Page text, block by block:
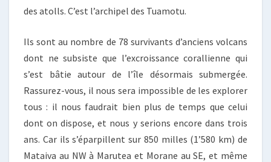
des atolls. C’est l’archipel des Tuamotu.
Ils sont au nombre de 78 survivants d’anciens volcans
dont ne subsiste que l’excroissance corallienne qui
s’est bâtie autour de l’île désormais submergée.
Rassurez-vous, il nous sera impossible de les explorer
tous : il nous faudrait bien plus de temps que celui
dont on dispose, et nous y serions encore dans trois
ans. Car ils s’éparpillent sur 850 milles (1’580 km) de
Mataiva au NW à Marutea et Morane au SE, et même